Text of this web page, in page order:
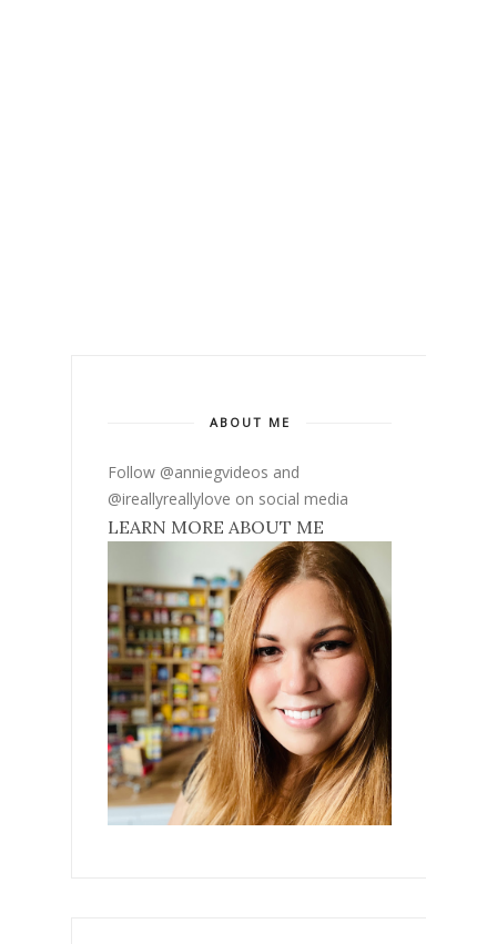
ABOUT ME
Follow @anniegvideos and
@ireallyreallylove on social media
LEARN MORE ABOUT ME